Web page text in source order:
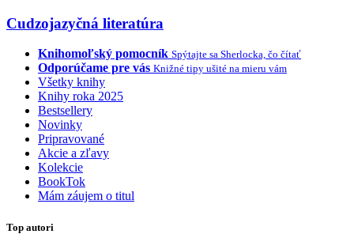
Cudzojazyčná literatúra
Knihomoľský pomocník Spýtajte sa Sherlocka, čo čítať
Odporúčame pre vás Knižné tipy ušité na mieru vám
Všetky knihy
Knihy roka 2025
Bestsellery
Novinky
Pripravované
Akcie a zľavy
Kolekcie
BookTok
Mám záujem o titul
Top autori